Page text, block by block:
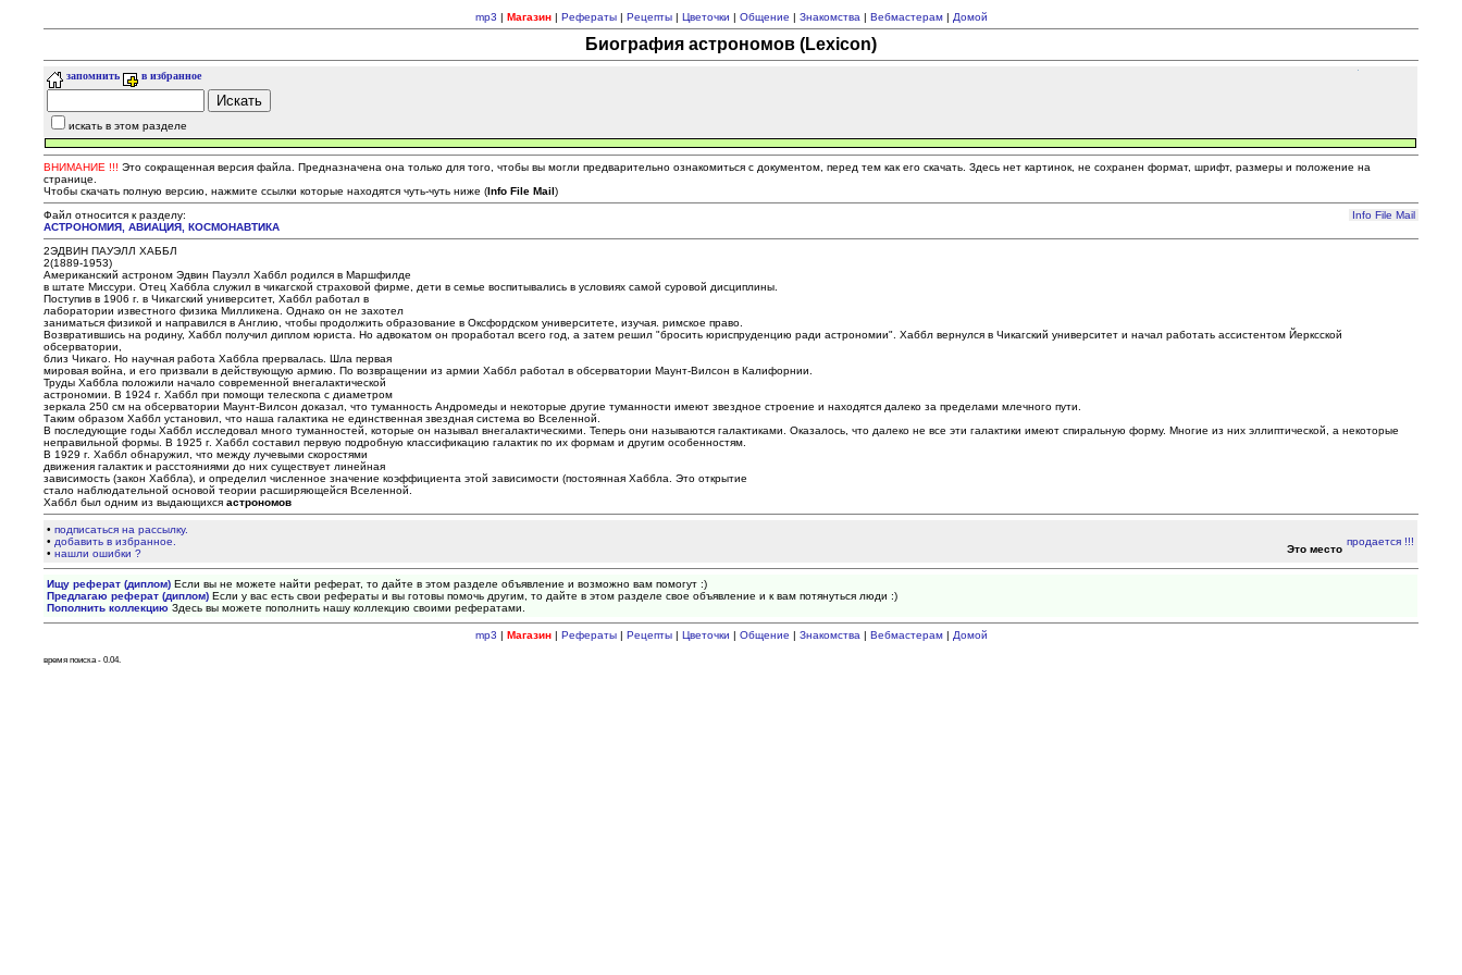
mp3 | Магазин| Рефераты| Рецепты| Цветочки | Общение | Знакомства | Вебмастерам| Домой
Биография астрономов (Lexicon)
запомнить в избранное
искать в этом разделе
ВНИМАНИЕ !!! Это сокращенная версия файла. Предназначена она только для того, чтобы вы могли предварительно ознакомиться с документом, перед тем как его скачать. Здесь нет картинок, не сохранен формат, шрифт, размеры и положение на
странице.
Чтобы скачать полную версию, нажмите ссылки которые находятся чуть-чуть ниже (Info File Mail)
Info File Mail
Файл относится к разделу:
АСТРОНОМИЯ, АВИАЦИЯ, КОСМОНАВТИКА
2ЭДВИН ПАУЭЛЛ ХАББЛ
2(1889-1953)
Американский астроном Эдвин Пауэлл Хаббл родился в Маршфилде
в штате Миссури. Отец Хаббла служил в чикагской страховой фирме, дети в семье воспитывались в условиях самой суровой дисциплины.
Поступив в 1906 г. в Чикагский университет, Хаббл работал в
лаборатории известного физика Милликена. Однако он не захотел
заниматься физикой и направился в Англию, чтобы продолжить образование в Оксфордском университете, изучая. римское право.
Возвратившись на родину, Хаббл получил диплом юриста. Но адвокатом он проработал всего год, а затем решил "бросить юриспруденцию ради астрономии". Хаббл вернулся в Чикагский университет и начал работать ассистентом Йерксской
обсерватории,
близ Чикаго. Но научная работа Хаббла прервалась. Шла первая
мировая война, и его призвали в действующую армию. По возвращении из армии Хаббл работал в обсерватории Маунт-Вилсон в Калифорнии.
Труды Хаббла положили начало современной внегалактической
астрономии. В 1924 г. Хаббл при помощи телескопа с диаметром
зеркала 250 см на обсерватории Маунт-Вилсон доказал, что туманность Андромеды и некоторые другие туманности имеют звездное строение и находятся далеко за пределами млечного пути.
Таким образом Хаббл установил, что наша галактика не единственная звездная система во Вселенной.
В последующие годы Хаббл исследовал много туманностей, которые он называл внегалактическими. Теперь они называются галактиками. Оказалось, что далеко не все эти галактики имеют спиральную форму. Многие из них эллиптической, а некоторые
неправильной формы. В 1925 г. Хаббл составил первую подробную классификацию галактик по их формам и другим особенностям.
В 1929 г. Хаббл обнаружил, что между лучевыми скоростями
движения галактик и расстояниями до них существует линейная
зависимость (закон Хаббла), и определил численное значение коэффициента этой зависимости (постоянная Хаббла. Это открытие
стало наблюдательной основой теории расширяющейся Вселенной.
Хаббл был одним из выдающихсяастрономов
•подписаться на рассылку.
• добавить в избранное.
•нашли ошибки ? Это место
Ищу реферат (диплом) Если вы не можете найти реферат, то дайте в этом разделе объявление и возможно вам помогут :)
Предлагаю реферат (диплом) Если у вас есть свои рефераты и вы готовы помочь другим, то дайте в этом разделе свое объявление и к вам потянуться люди :)
Пополнить коллекцию Здесь вы можете пополнить нашу коллекцию своими рефератами.
mp3 | Магазин| Рефераты| Рецепты| Цветочки | Общение | Знакомства | Вебмастерам| Домой
время поиска - 0.04.